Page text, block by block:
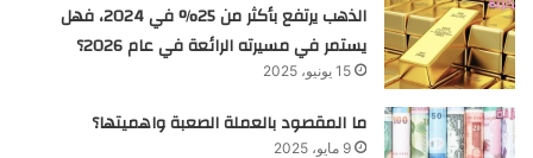
الذهب يرتفع بأكثر من 25% في 2024، فهل
يستمر في مسيرته الرائعة في عام 2026؟
15 يونيو، 2025
ما المقصود بالعملة الصعبة واهميتها؟
9 مايو، 2025